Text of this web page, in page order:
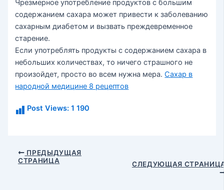
Чрезмерное употребление продуктов с большим
содержанием сахара может привести к заболеванию
сахарным диабетом и вызвать преждевременное
старение.
Если употреблять продукты с содержанием сахара в
небольших количествах, то ничего страшного не
произойдет, просто во всем нужна мера.Сахар в
народной медицине 8 рецептов
Post Views: 1 190
Навигация
ПРЕДЫДУЩАЯ
СТРАНИЦА
СЛЕДУЮЩАЯ